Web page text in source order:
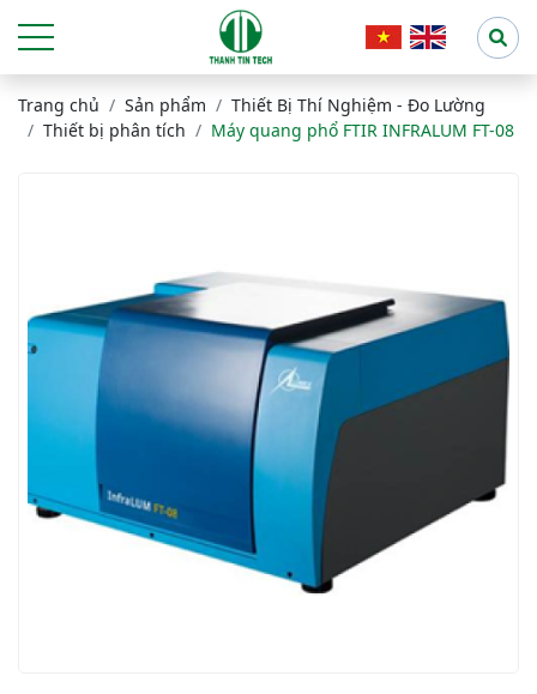
Trang chủ Sản phẩm
Thiết Bị Thí Nghiệm - Đo Lường
Thiết bị phân tích
Máy quang phổ FTIR INFRALUM FT-08